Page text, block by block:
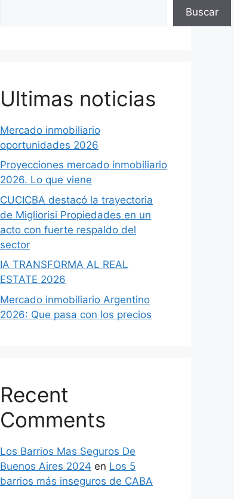
Buscar
Ultimas noticias
Mercado inmobiliario
oportunidades 2026
Proyecciones mercado inmobiliario
2026. Lo que viene
CUCICBA destacó la trayectoria
de Migliorisi Propiedades en un
acto con fuerte respaldo del
sector
IA TRANSFORMA AL REAL
ESTATE 2026
Mercado inmobiliario Argentino
2026: Que pasa con los precios
Recent
Comments
Los Barrios Mas Seguros De
Buenos Aires 2024 en Los 5
barrios más inseguros de CABA